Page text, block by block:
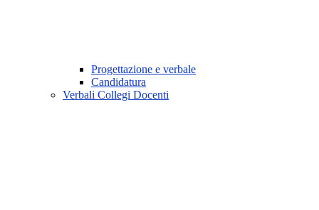
Progettazione e verbale
Candidatura
Verbali Collegi Docenti